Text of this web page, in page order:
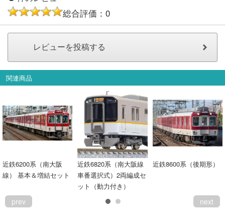
総合評価：0
関連商品
近鉄6200系（南大阪
線） 基本＆増結セット
近鉄6820系（南大阪線
車番選択式）2両編成セ
ット（動力付き）
近鉄8600系（後期形）
prev next